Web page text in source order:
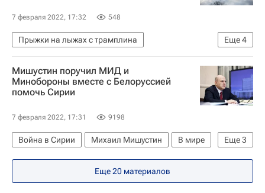
7 февраля 2022, 17:32 548
Еще4
Прыжки на лыжах с трамплина
Лыжные виды спорта
Олимпиада 2022
Олимпийские игры
Мишустин поручил МИД и
Минобороны вместе с Белоруссией
помочь Сирии
7 февраля 2022, 17:31 9198
Еще3
Война в Сирии Михаил Мишустин
В мире
Россия
Белоруссия
Сирия
Еще 20 материалов